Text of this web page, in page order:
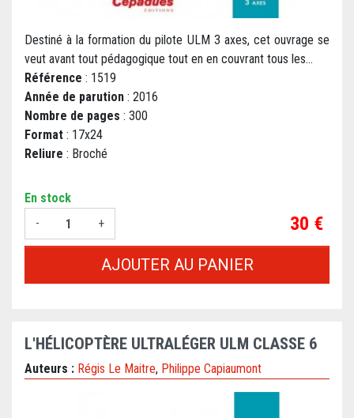
Destiné à la formation du pilote ULM 3 axes, cet ouvrage se
veut avant tout pédagogique tout en en couvrant tous les...
Référence : 1519
Année de parution : 2016
Nombre de pages : 300
Format : 17x24
Reliure : Broché
En stock
-
+ Prix
30 €
AJOUTER AU PANIER
L'HÉLICOPTÈRE ULTRALÉGER ULM CLASSE 6
Auteurs : Régis Le Maitre, Philippe Capiaumont